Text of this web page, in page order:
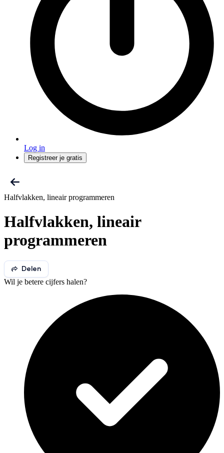
Log in
Registreer je gratis
Halfvlakken, lineair programmeren
Halfvlakken, lineair
programmeren
Delen
Wil je betere cijfers halen?